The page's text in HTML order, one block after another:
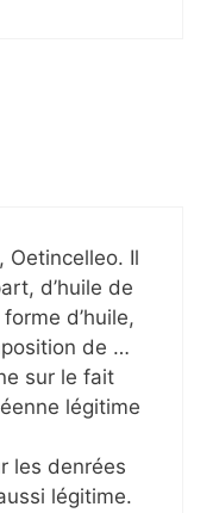
Oetincelleo. Il
d’huile de
d’huile,
de …
sur le fait
légitime
les denrées
légitime.